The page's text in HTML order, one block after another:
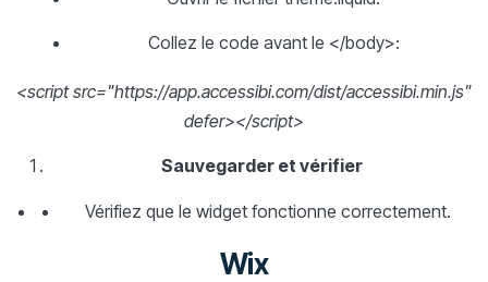
Collez le code avant le </body>:
<script src="https://app.accessibi.com/dist/accessibi.min.js"
defer></script>
Sauvegarder et vérifier
Vérifiez que le widget fonctionne correctement.
Wix